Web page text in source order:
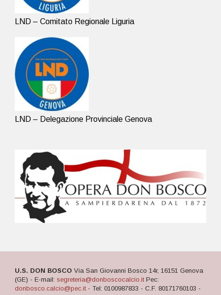
LND – Comitato Regionale Liguria
LND – Delegazione Provinciale Genova
U.S. DON BOSCO Via San Giovanni Bosco 14r, 16151 Genova
(GE) - E-mail: segreteria@donboscocalcio.itPec:
donbosco.calcio@pec.it- Tel: 0100987833 - C.F. 80171760103 -